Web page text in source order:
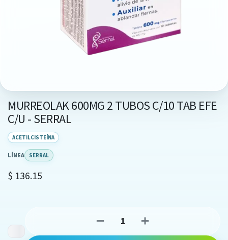
MURREOLAK 600MG 2 TUBOS C/10 TAB EFE
C/U - SERRAL
ACETILCISTEÍNA
LÍNEA SERRAL
$ 136.15